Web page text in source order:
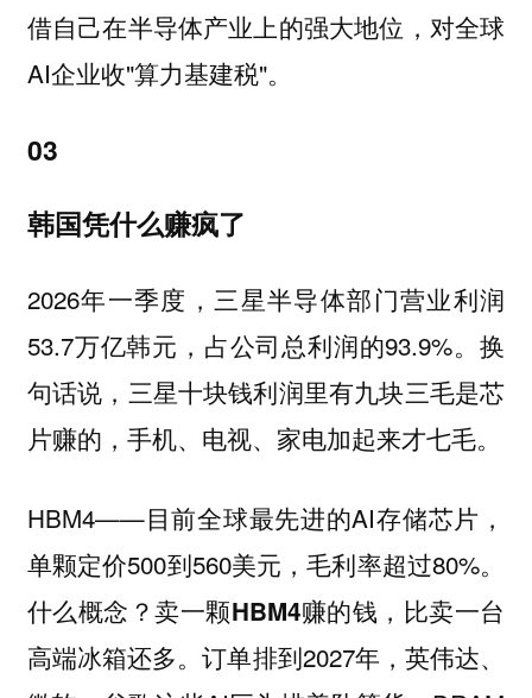
借自己在半导体产业上的强大地位，对全球
AI企业收"算力基建税"。
03
韩国凭什么赚疯了
2026年一季度，三星半导体部门营业利润
53.7万亿韩元，占公司总利润的93.9%。换
句话说，三星十块钱利润里有九块三毛是芯
片赚的，手机、电视、家电加起来才七毛。
HBM4——目前全球最先进的AI存储芯片，
单颗定价500到560美元，毛利率超过80%。
什么概念？卖一颗HBM4赚的钱，比卖一台
高端冰箱还多。订单排到2027年，英伟达、